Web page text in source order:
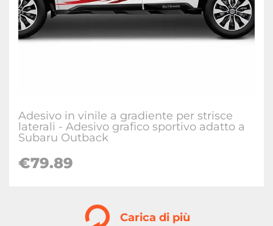
Adesivo in vinile a gradiente per strisce
laterali - Adesivo grafico sportivo adatto a
Subaru Outback
€79.89
Carica di più